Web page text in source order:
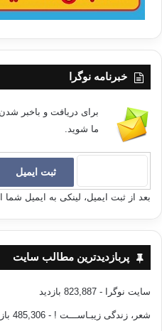
خبرنامه نوگرا
برای دریافت و باخبر
ما شوید.
بعد از ثبت ایمیل، لینکی به ایمیل شما
پربازدیدترین مطالب سایت
سایت نوگرا - 823,887 بازدید
شعر، زندگی زیبـاســـت ! - 485,306 بازدید